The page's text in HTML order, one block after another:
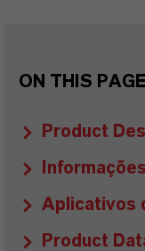
ON THIS PAGE
Product
Aplicativos
Product